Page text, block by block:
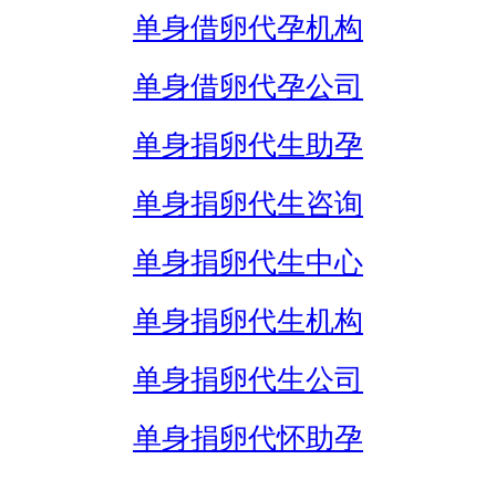
单身借卵代孕机构
单身借卵代孕公司
单身捐卵代生助孕
单身捐卵代生咨询
单身捐卵代生中心
单身捐卵代生机构
单身捐卵代生公司
单身捐卵代怀助孕